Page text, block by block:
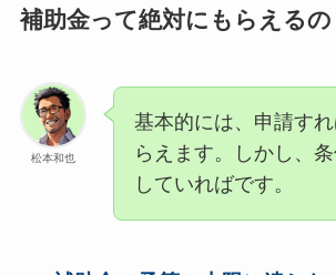
補助金って絶対にもらえるの
松本和也
基本的には、申請す
らえます。しかし、
していればです。